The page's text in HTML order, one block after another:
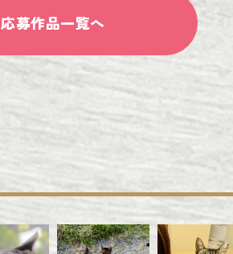
応募作品一覧へ